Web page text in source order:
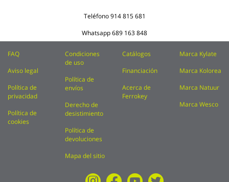
Teléfono914 815 681
Whatsapp689 163 848
FAQ
Aviso legal
Política de
privacidad
Política de
cookies
Condiciones
de uso
Política de
envíos
Derecho de
desistimiento
Política de
devoluciones
Mapa del sitio
Catálogos
Financiación
Acerca de
Ferrokey
Marca Kylate
Marca Kolorea
Marca Natuur
Marca Wesco